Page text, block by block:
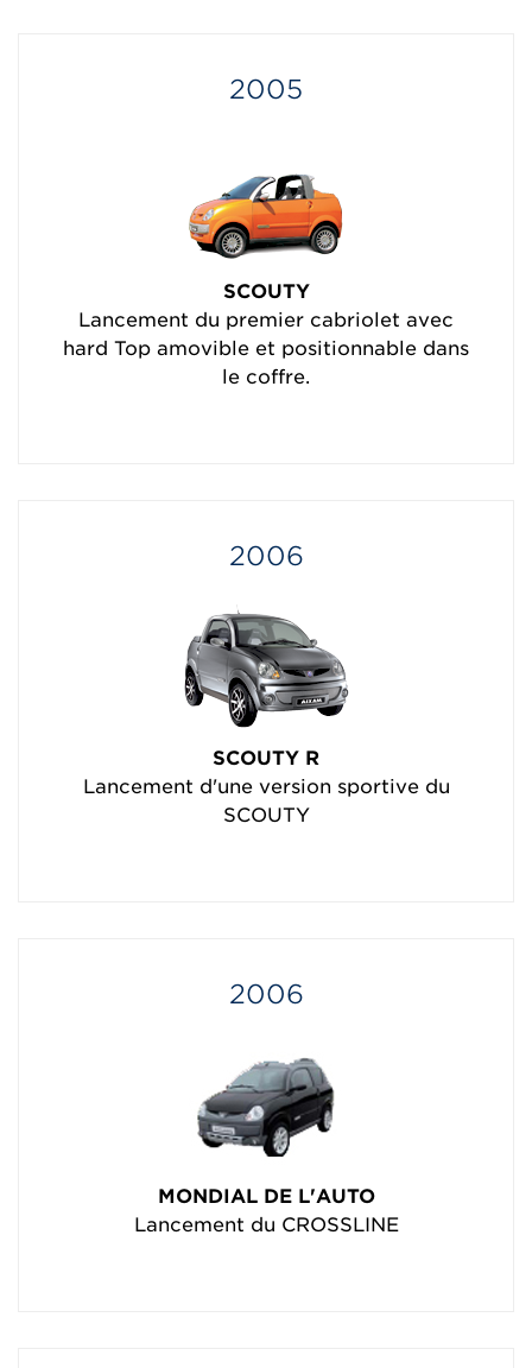
2005
SCOUTY
Lancement du premier cabriolet avec
hard Top amovible et positionnable dans
le coffre.
2006
SCOUTY R
Lancement d'une version sportive du
SCOUTY
2006
MONDIAL DE L'AUTO
Lancement du CROSSLINE